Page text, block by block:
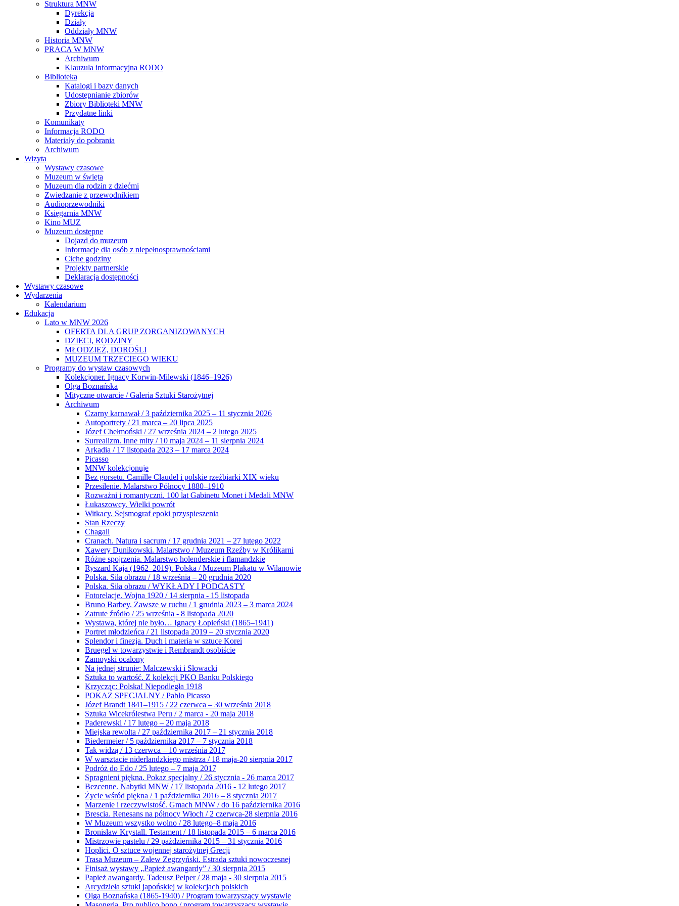
Struktura MNW
Dyrekcja
Działy
Oddziały MNW
Historia MNW
PRACA W MNW
Archiwum
Klauzula informacyjna RODO
Biblioteka
Katalogi i bazy danych
Udostępnianie zbiorów
Zbiory Biblioteki MNW
Przydatne linki
Komunikaty
Informacja RODO
Materiały do pobrania
Archiwum
Wizyta
Wystawy czasowe
Muzeum w święta
Muzeum dla rodzin z dziećmi
Zwiedzanie z przewodnikiem
Audioprzewodniki
Księgarnia MNW
Kino MUZ
Muzeum dostępne
Dojazd do muzeum
Informacje dla osób z niepełnosprawnościami
Ciche godziny
Projekty partnerskie
Deklaracja dostępności
Wystawy czasowe
Wydarzenia
Kalendarium
Edukacja
Lato w MNW 2026
OFERTA DLA GRUP ZORGANIZOWANYCH
DZIECI, RODZINY
MŁODZIEŻ, DOROŚLI
MUZEUM TRZECIEGO WIEKU
Programy do wystaw czasowych
Kolekcjoner. Ignacy Korwin-Milewski (1846–1926)
Olga Boznańska
Mityczne otwarcie / Galeria Sztuki Starożytnej
Archiwum
Czarny karnawał / 3 października 2025 – 11 stycznia 2026
Autoportrety / 21 marca – 20 lipca 2025
Józef Chełmoński / 27 września 2024 – 2 lutego 2025
Surrealizm. Inne mity / 10 maja 2024 – 11 sierpnia 2024
Arkadia / 17 listopada 2023 – 17 marca 2024
Picasso
MNW kolekcjonuje
Bez gorsetu. Camille Claudel i polskie rzeźbiarki XIX wieku
Przesilenie. Malarstwo Północy 1880–1910
Rozważni i romantyczni. 100 lat Gabinetu Monet i Medali MNW
Łukaszowcy. Wielki powrót
Witkacy. Sejsmograf epoki przyspieszenia
Stan Rzeczy
Chagall
Cranach. Natura i sacrum / 17 grudnia 2021 – 27 lutego 2022
Xawery Dunikowski. Malarstwo / Muzeum Rzeźby w Królikarni
Różne spojrzenia. Malarstwo holenderskie i flamandzkie
Ryszard Kaja (1962–2019). Polska / Muzeum Plakatu w Wilanowie
Polska. Siła obrazu / 18 września – 20 grudnia 2020
Polska. Siła obrazu / WYKŁADY I PODCASTY
Fotorelacje. Wojna 1920 / 14 sierpnia - 15 listopada
Bruno Barbey. Zawsze w ruchu / 1 grudnia 2023 – 3 marca 2024
Zatrute źródło / 25 września - 8 listopada 2020
Wystawa, której nie było… Ignacy Łopieński (1865–1941)
Portret młodzieńca / 21 listopada 2019 – 20 stycznia 2020
Splendor i finezja. Duch i materia w sztuce Korei
Bruegel w towarzystwie i Rembrandt osobiście
Zamoyski ocalony
Na jednej strunie: Malczewski i Słowacki
Sztuka to wartość. Z kolekcji PKO Banku Polskiego
Krzycząc: Polska! Niepodległa 1918
POKAZ SPECJALNY / Pablo Picasso
Józef Brandt 1841–1915 / 22 czerwca – 30 września 2018
Sztuka Wicekrólestwa Peru / 2 marca - 20 maja 2018
Paderewski / 17 lutego – 20 maja 2018
Miejska rewolta / 27 października 2017 – 21 stycznia 2018
Biedermeier / 5 października 2017 – 7 stycznia 2018
Tak widzą / 13 czerwca – 10 września 2017
W warsztacie niderlandzkiego mistrza / 18 maja-20 sierpnia 2017
Podróż do Edo / 25 lutego – 7 maja 2017
Spragnieni piękna. Pokaz specjalny / 26 stycznia - 26 marca 2017
Bezcenne. Nabytki MNW / 17 listopada 2016 - 12 lutego 2017
Życie wśród piękna / 1 października 2016 – 8 stycznia 2017
Marzenie i rzeczywistość. Gmach MNW / do 16 października 2016
Brescia. Renesans na północy Włoch / 2 czerwca-28 sierpnia 2016
W Muzeum wszystko wolno / 28 lutego–8 maja 2016
Bronisław Krystall. Testament / 18 listopada 2015 – 6 marca 2016
Mistrzowie pastelu / 29 października 2015 – 31 stycznia 2016
Hoplici. O sztuce wojennej starożytnej Grecji
Trasa Muzeum – Zalew Zegrzyński. Estrada sztuki nowoczesnej
Finisaż wystawy „Papież awangardy” / 30 sierpnia 2015
Papież awangardy. Tadeusz Peiper / 28 maja - 30 sierpnia 2015
Arcydzieła sztuki japońskiej w kolekcjach polskich
Olga Boznańska (1865-1940) / Program towarzyszący wystawie